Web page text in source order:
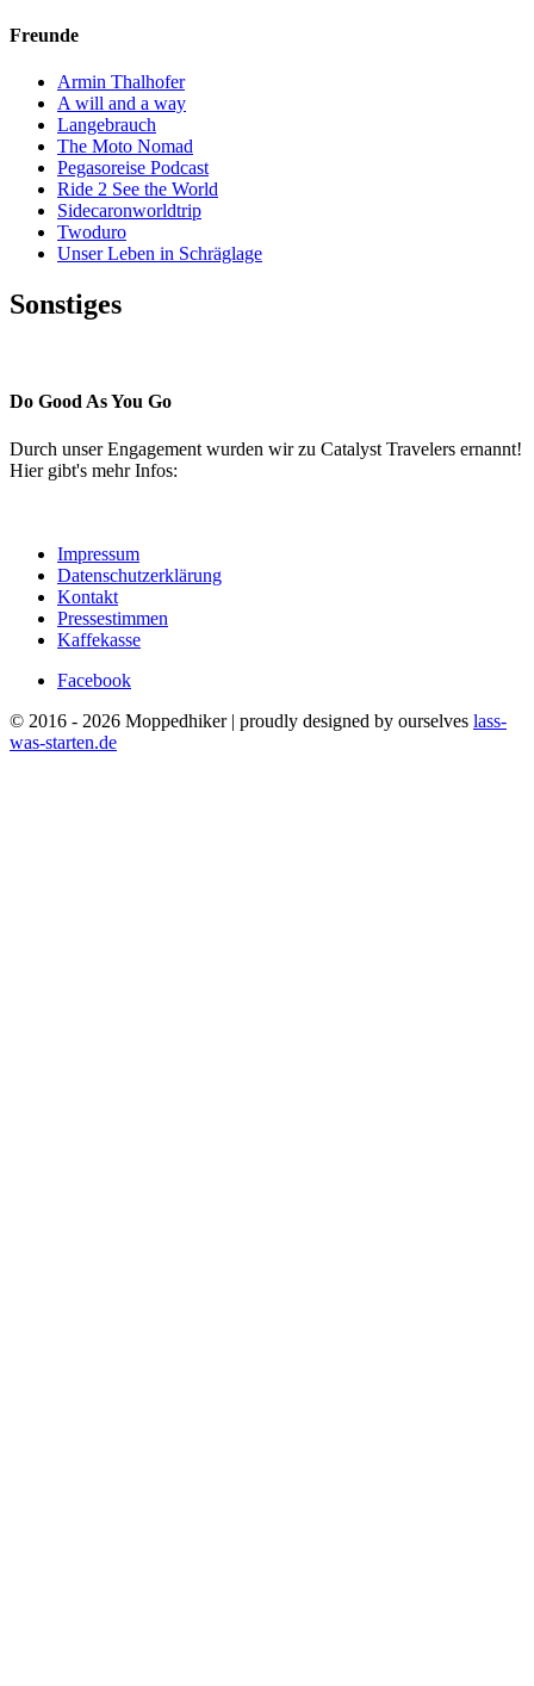
Freunde
Armin Thalhofer
A will and a way
Langebrauch
The Moto Nomad
Pegasoreise Podcast
Ride 2 See the World
Sidecaronworldtrip
Twoduro
Unser Leben in Schräglage
Sonstiges
Do Good As You Go
Durch unser Engagement wurden wir zu Catalyst Travelers ernannt!
Hier gibt's mehr Infos:
Impressum
Datenschutzerklärung
Kontakt
Pressestimmen
Kaffekasse
Facebook
© 2016 - 2026 Moppedhiker | proudly designed by ourselves lass-
was-starten.de